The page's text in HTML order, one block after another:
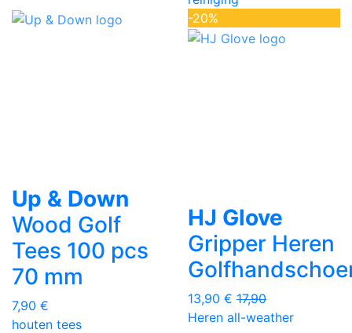
Up & Down
Wood Golf
Tees 100 pcs
70 mm
7,90 €
houten tees
-20%
HJ Glove
Gripper Heren
13,90 € 17,90
Heren all-weather